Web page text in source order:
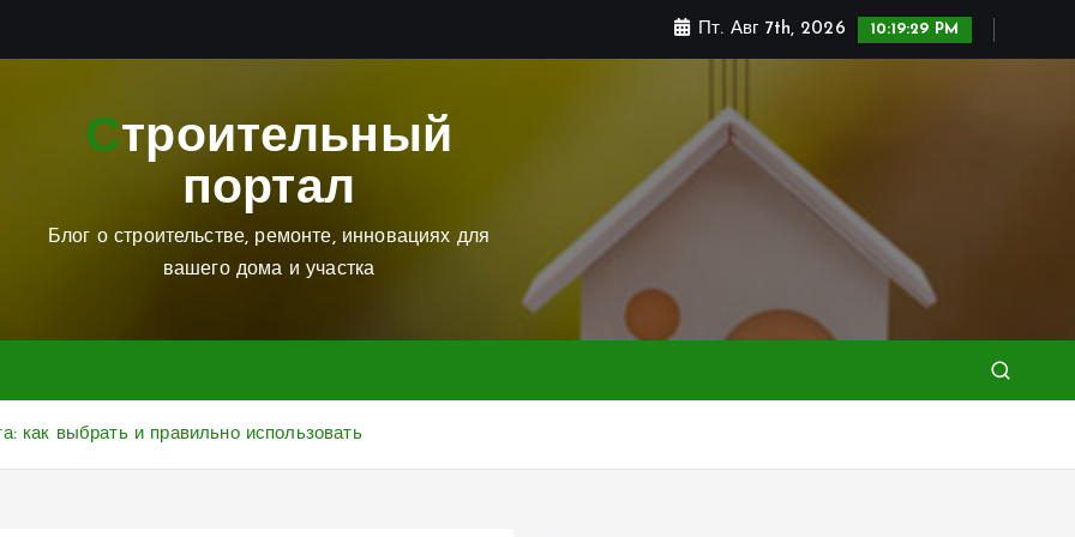
Пт. Авг 7th, 2026 10:19:31 PM
Строительный
портал
Блог о строительстве, ремонте, инновациях для
вашего дома и участка
как выбрать и правильно использовать